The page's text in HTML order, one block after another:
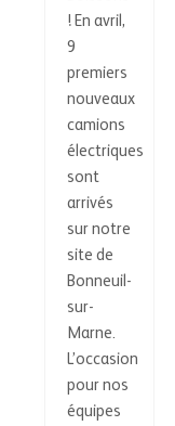
! En avril,
9
premiers
nouveaux
camions
électriques
sont
arrivés
sur notre
site de
Bonneuil-
sur-
Marne.
L’occasion
pour nos
équipes